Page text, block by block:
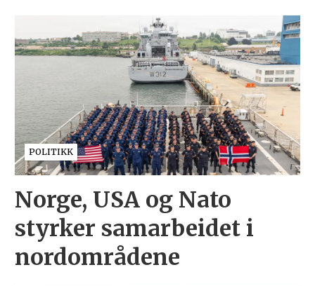
POLITIKK
Norge, USA og Nato
styrker samarbeidet i
nordområdene